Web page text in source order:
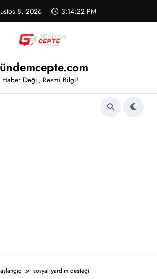
8, 2026 3:14:23 PM
Haber Değil, Resmi Bilgi!
sosyal yardım desteği